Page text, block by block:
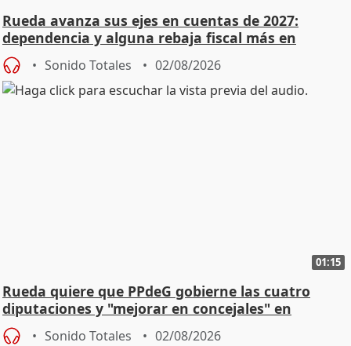
Rueda avanza sus ejes en cuentas de 2027:
dependencia y alguna rebaja fiscal más en
vivienda
Sonido Totales 02/08/2026
01:15
Rueda quiere que PPdeG gobierne las cuatro
diputaciones y "mejorar en concejales" en
ciudades
Sonido Totales 02/08/2026